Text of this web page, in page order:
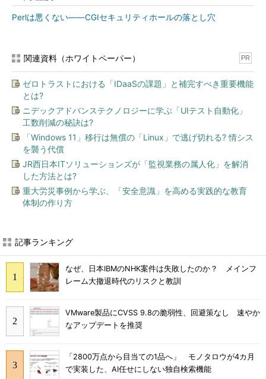
Perlは悪くない――CGIセキュリティホールの落とし穴
関連資料（ホワイトペーパー） PR
ゼロトラストにおける「IDaaSの課題」と補完すべき重要機能
とは?
ニデックアドバンステクノロジーに学ぶ「UIテスト自動化」
工数削減の秘訣は?
「Windows 11」移行は無償の「Linux」で逃げ切れる? 情シス
を襲う代償
JR西日本ITソリューションズが「監視業務の属人化」を解消
した方法とは?
重大労災事例から学ぶ、「安全意識」を高める実践的な教育
体制の作り方
記事ランキング
なぜ、日本IBMのNHK案件は失敗したのか？ メインフ
レーム大撤退時代のリスクと教訓
VMware製品にCVSS 9.8の脆弱性、回避策なし 速やか
なアップデートを推奨
「2800万点から目当ての1品へ」 モノタロウが4カ月
で実装した、AI任せにしない独自検索機能